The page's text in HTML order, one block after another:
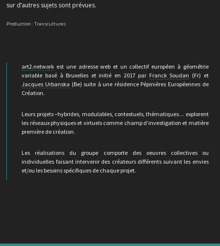
sur d’autres sujets sont prévues.
Production : Transcultures
art2.network est une adresse web et un collectif européen à géométrie
variable basé à Bruxelles et initié en 2017 par Franck Soudan (Fr) et
Jacques Urbanska (Be) suite à une résidence Pépinières Européennes de
Création.
Leurs projets –hybrides, modulables, contextuels, thématiques… explorent
les réseaux physiques et virtuels comme champ d’investigation et matière
première de création.
Les réalisations du groupe comporte des oeuvres collectives ou
individuelles faisant intervenir des créateurs différents suivant les envies
et/ou les besoins spécifiques de chaque projet.